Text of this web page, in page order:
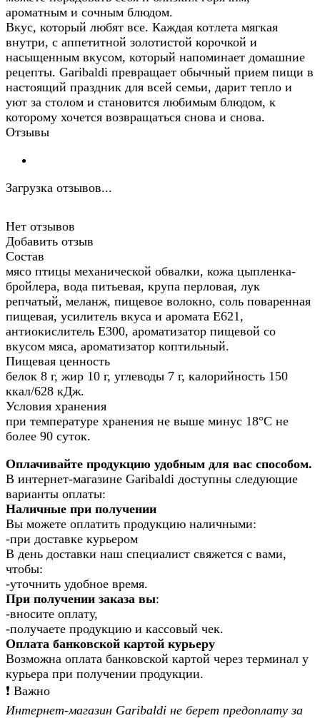
ароматным и сочным блюдом.
Вкус, который любят все. Каждая котлета мягкая
внутри, с аппетитной золотистой корочкой и
насыщенным вкусом, который напоминает домашние
рецепты. Garibaldi превращает обычный прием пищи в
настоящий праздник для всей семьи, дарит тепло и
уют за столом и становится любимым блюдом, к
которому хочется возвращаться снова и снова.
Отзывы
Загрузка отзывов...
Нет отзывов
Добавить отзыв
Состав
мясо птицы механической обвалки, кожа цыпленка-
бройлера, вода питьевая, крупа перловая, лук
репчатый, меланж, пищевое волокно, соль поваренная
пищевая, усилитель вкуса и аромата Е621,
антиокислитель Е300, ароматизатор пищевой со
вкусом мяса, ароматизатор коптильный.
Пищевая ценность
белок 8 г, жир 10 г, углеводы 7 г, калорийность 150
ккал/628 кДж.
Условия хранения
при температуре хранения не выше минус 18°С не
более 90 суток.
Оплачивайте продукцию удобным для вас способом.
В интернет-магазине Garibaldi доступны следующие
варианты оплаты:
Наличные при получении
Вы можете оплатить продукцию наличными:
-при доставке курьером
В день доставки наш специалист свяжется с вами,
чтобы:
-уточнить удобное время.
При получении заказа вы:
-вносите оплату,
-получаете продукцию и кассовый чек.
Оплата банковской картой курьеру
Возможна оплата банковской картой через терминал у
курьера при получении продукции.
❗️ Важно
Интернет-магазин Garibaldi не берет предоплату за